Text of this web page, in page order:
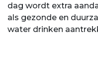
dag wordt extra
als gezonde en
water drinken